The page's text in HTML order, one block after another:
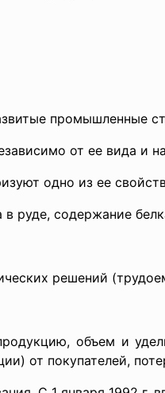
промышленные
от ее вида и
одно из ее
руде, содержание
решений
объем и
от покупателей,